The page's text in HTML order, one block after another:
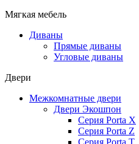
Мягкая мебель
Диваны
Прямые диваны
Угловые диваны
Двери
Межкомнатные двери
Двери Экошпон
Серия Porta X
Серия Porta Z